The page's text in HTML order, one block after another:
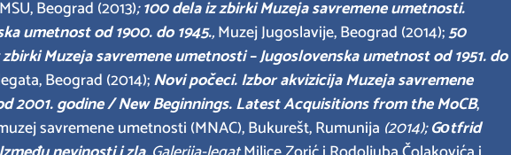
Beograd (2013);100 dela iz zbirki Muzeja savremene umetnosti.
umetnost od 1900. do 1945.,Muzej Jugoslavije, Beograd (2014);50
Muzeja savremene umetnosti – Jugoslovenska umetnost od 1951. do
Beograd (2014);Novi počeci. Izbor akvizicija Muzeja savremene
2001. godine / New Beginnings. Latest Acquisitions from the MoCB,
savremene umetnosti (MNAC), Bukurešt, Rumunija (2014);Gоtfrid